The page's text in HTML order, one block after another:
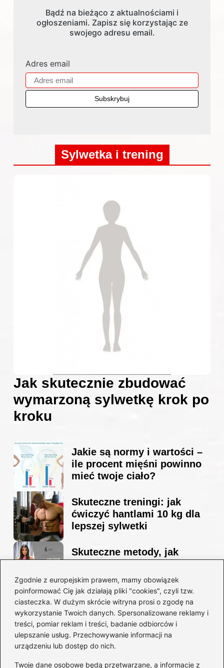
Zgodnie z europejskim prawem, mamy obowiązek
poinformować Cię jak działają pliki "cookies", czyli tzw.
ciasteczka. W dużym skrócie witryna prosi o zgodę na
wykorzystanie Twoich danych. Spersonalizowane reklamy i
treści, pomiar reklam i treści, badanie odbiorców i
ulepszanie usług. Przechowywanie informacji na
urządzeniu lub dostęp do nich.
Twoje dane osobowe będą przetwarzane, a informacje z
Bądź na bieżąco z aktualnościami i
ogłoszeniami. Zapisz się korzystając ze
swojego adresu email.
Adres email
Sylwetka i trening
Jak skutecznie zbudować
wymarzoną sylwetkę krok po
kroku
Jakie są normy i wartości –
ile procent mięśni powinno
mieć twoje ciało?
Skuteczne treningi: jak
ćwiczyć hantlami 10 kg dla
lepszej sylwetki
Skuteczne metody, jak
sylwetkę w zaledwie 90 dni
Idealny garnitur: jak dobrać
go do swojej sylwetki?
Kategorie